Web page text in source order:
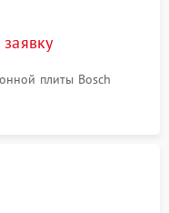
плиты Bosch